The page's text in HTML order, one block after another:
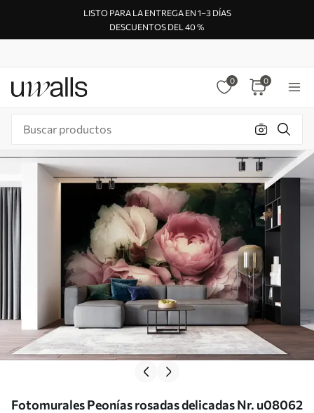
LISTO PARA LA ENTREGA EN 1–3 DÍAS
DESCUENTOS DEL 40 %
0 0
Fotomurales Peonías rosadas delicadas Nr. u08062